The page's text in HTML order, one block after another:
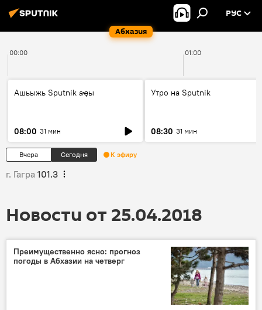
Абхазия
РУС
00:00 01:00
Ашьыжь Sputnik аҿы
08:00 31 мин
Утро на Sputnik
08:30 31 мин
Вчера Сегодня К эфиру
г. Гагра 101.3
Новости от 25.04.2018
Преимущественно ясно: прогноз
погоды в Абхазии на четверг